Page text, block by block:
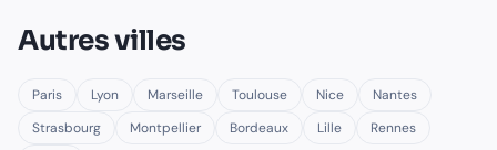
Autres villes
Paris Lyon Marseille Toulouse Nice
Nantes
Strasbourg
Montpellier Bordeaux Lille
Rennes